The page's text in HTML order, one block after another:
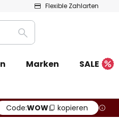
Flexible Zahlarten
Suche
Marken SALE
Code:WOW kopieren